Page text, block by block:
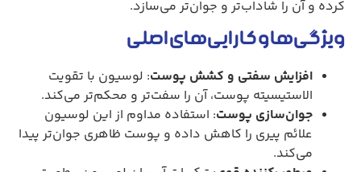
کرده و آن را شاداب‌تر و جوان‌تر می‌سازد.
ویژگی‌ها و کارایی‌های اصلی
افزایش سفتی و کشش پوست: لوسیون با تقویت
الاستیسیته پوست، آن را سفت‌تر و محکم‌تر می‌کند.
جوان‌سازی پوست: استفاده مداوم از این لوسیون
علائم پیری را کاهش داده و پوست ظاهری جوان‌تر پیدا
می‌کند.